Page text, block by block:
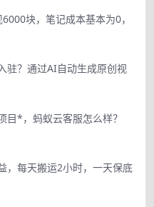
块，笔记成本基本为0，
驻？通过AI自动生成原创视
目*，蚂蚁云客服怎么样？
，每天搬运2小时，一天保底